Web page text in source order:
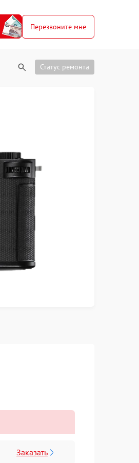
Перезвоните мне
Статус ремонта
Заказать